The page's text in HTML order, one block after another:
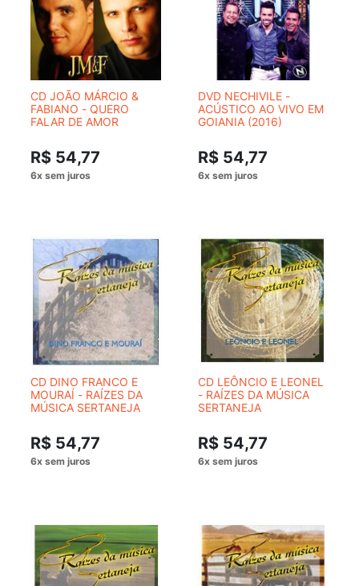
CD JOÃO MÁRCIO &
FABIANO - QUERO
FALAR DE AMOR
R$ 54,77
DVD NECHIVILE -
ACÚSTICO AO VIVO EM
GOIANIA (2016)
R$ 54,77
CD DINO FRANCO E
MOURAÍ - RAÍZES DA
MÚSICA SERTANEJA
R$ 54,77
CD LEÔNCIO E LEONEL
- RAÍZES DA MÚSICA
SERTANEJA
R$ 54,77